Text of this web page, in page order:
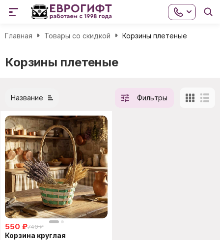
Главная Товары со скидкой Корзины плетеные
Корзины плетеные
Название Фильтры
550 ₽740 ₽
Корзина круглая